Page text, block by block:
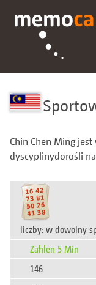
Chin Chen Ming
dyscyplinydorośli
liczby: w dowolny
Zahlen 5 Min
146